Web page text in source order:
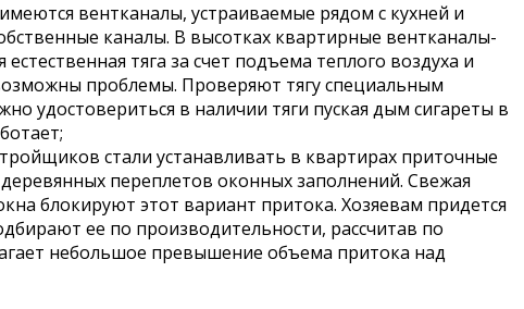
вентканалы, устраиваемые рядом с кухней и
каналы. В высотках квартирные вентканалы-
тяга за счет подъема теплого воздуха и
проблемы. Проверяют тягу специальным
удостовериться в наличии тяги пуская дым сигареты в
стали устанавливать в квартирах приточные
переплетов оконных заполнений. Свежая
блокируют этот вариант притока. Хозяевам придется
ее по производительности, рассчитав по
небольшое превышение объема притока над